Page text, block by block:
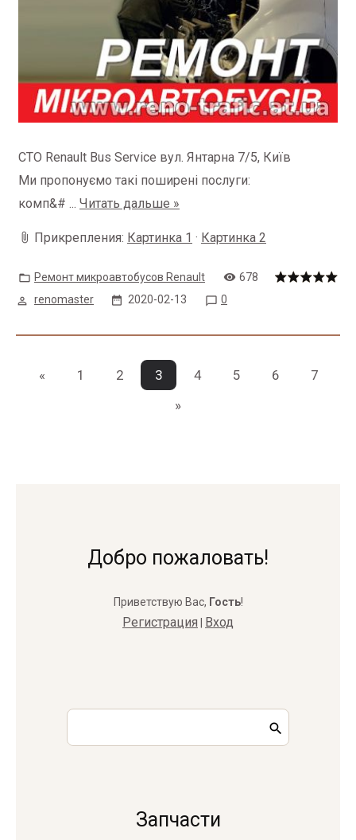
СТО Renault Bus Service вул. Янтарна 7/5, Київ
Ми пропонуємо такі поширені послуги:
комп&# ... Читать дальше »
Прикрепления: Картинка 1 · Картинка 2
Ремонт микроавтобусов Renault
678
renomaster
2020-02-13 0
« 1 2 3 4 5 6
7
»
Добро пожаловать!
Приветствую Вас, Гость!
Регистрация Вход
Запчасти